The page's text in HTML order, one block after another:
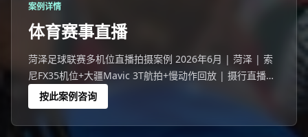
案例详情
体育赛事直播
菏泽足球联赛多机位直播拍摄案例 2026年6月 | 菏泽 | 索
尼FX35机位+大疆Mavic 3T航拍+慢动作回放 | 摄行直播菏
泽团队 菏泽一场212人参与的足球联赛活动，线上10890人
观看。
按此案例咨询